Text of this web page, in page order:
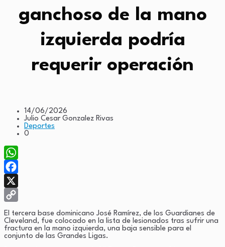
ganchoso de la mano
izquierda podría
requerir operación
14/06/2026
Julio Cesar Gonzalez Rivas
Deportes
0
WhatsApp
Facebook
X
Copy
Link
El tercera base dominicano José Ramírez, de los Guardianes de
Cleveland, fue colocado en la lista de lesionados tras sufrir una
fractura en la mano izquierda, una baja sensible para el
conjunto de las Grandes Ligas.